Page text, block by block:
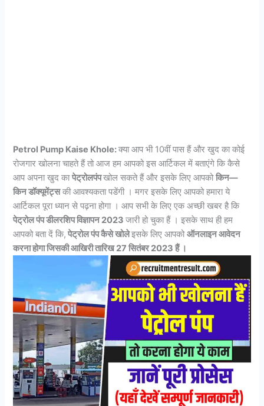
Petrol Pump Kaise Khole:क्या आप भी 10वीं पास हैं और खुद का कोई
रोजगार खोलना चाहते हैं तो आज हम आपको इस आर्टिकल में बताएंगे कि कैसे
आप अपना खुद कापेट्रोलपंपखोल सकते हैं और इसके लिए आपकोकिन—
किन डॉक्यूमेंट्सकी आवश्यकता पडेंगी । मगर इसके लिए आपको हमारा ये
आर्टिकल पूरा ध्यान से पढ़ना होगा । आप सभी के लिए एक अच्छी खबर है कि
पेट्रोल पंप डीलरशिप विज्ञापन 2023जारी हो चुका हैं । इसके साथ ही हम
आपको बता दें कि, पेट्रोल पंप कैसे खोलेइसके लिए आपकोऑनलाइन आवेदन
करना होगा जिसकी आखिरी तारिख 27 सितंबर 2023 हैं ।